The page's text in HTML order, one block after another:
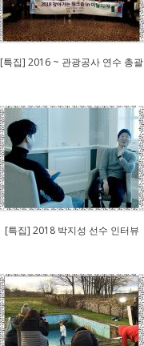
[특집] 2016 ~ 관광공사 연수 총괄
[특집] 2018 박지성 선수 인터뷰